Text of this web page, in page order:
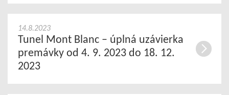
14.8.2023
Tunel Mont Blanc – úplná uzávierka
premávky od 4. 9. 2023 do 18. 12.
2023